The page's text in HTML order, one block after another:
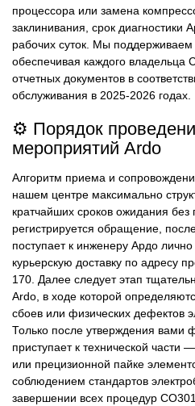
процессора или замена
заклинивания, срок диагностики
рабочих суток. Мы
обеспечивая каждого
отчетных документов в
обслуживания в 2025-2026 годах.
⚙️ Порядок
мероприятий Ardo
Алгоритм приема и
нашем центре максимально
кратчайших сроков ожидания без
регистрируется обращение,
поступает к инженеру Ардо
курьерскую доставку по адресу
170. Далее следует этап
Ardo, в ходе которой
сбоев или физических дефектов
Только после утверждения вами
приступает к технической
или прецизионной пайке
соблюдением стандартов
завершении всех процедур